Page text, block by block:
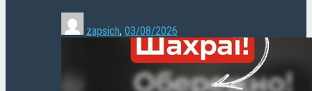
zapsich, 03/08/2026